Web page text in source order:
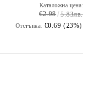
Каталожна цена:
€2.98 5.83лв.
Отстъпка: €0.69 (23%)